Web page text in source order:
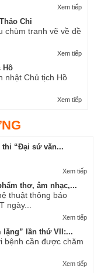
Xem tiếp
Chi
chùm tranh vẽ về đề
Xem tiếp
Hồ
nhật Chủ tịch Hồ
Xem tiếp
thi “Đại sứ văn...
Xem tiếp
thơ, âm nhạc,...
thuật thông báo
ngày...
Xem tiếp
lặng” lần thứ VII:...
bệnh cần được chăm
Xem tiếp